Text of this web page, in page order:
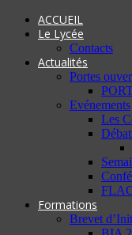
ACCUEIL
Le Lycée
Contacts
Actualités
Portes
Evénements
Les
Formations
Brevet